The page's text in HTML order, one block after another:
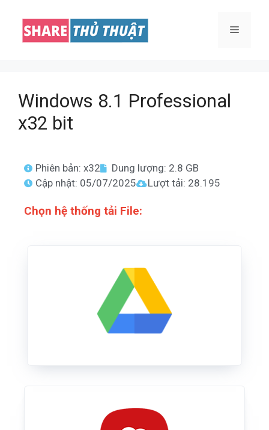
Windows 8.1 Professional
x32 bit
Phiên bản: x32
Dung lượng: 2.8 GB
Cập nhật: 05/07/2025
Lượt tải: 28.195
Chọn hệ thống tải File: